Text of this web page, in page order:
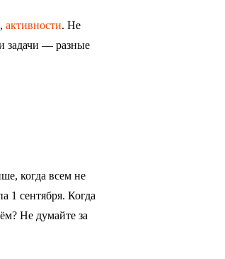
активности. Не
задачи — разные
когда всем не
1 сентября. Когда
Не думайте за